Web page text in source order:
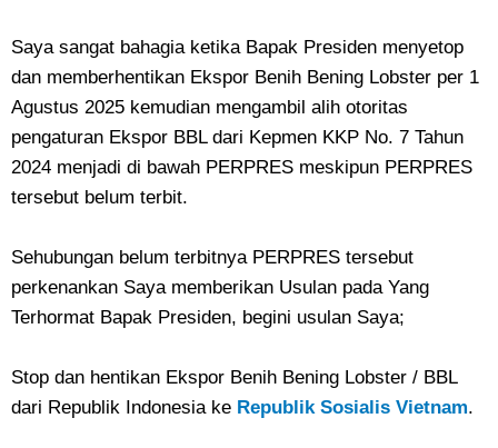
Saya sangat bahagia ketika Bapak Presiden menyetop
dan memberhentikan Ekspor Benih Bening Lobster per 1
Agustus 2025 kemudian mengambil alih otoritas
pengaturan Ekspor BBL dari Kepmen KKP No. 7 Tahun
2024 menjadi di bawah PERPRES meskipun PERPRES
tersebut belum terbit.
Sehubungan belum terbitnya PERPRES tersebut
perkenankan Saya memberikan Usulan pada Yang
Terhormat Bapak Presiden, begini usulan Saya;
Stop dan hentikan Ekspor Benih Bening Lobster / BBL
dari Republik Indonesia ke Republik Sosialis Vietnam.